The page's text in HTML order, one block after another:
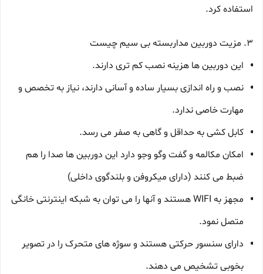
استفاده کرد.
3. مزیت دوربین مداربسته بی سیم چیست
این دوربین ها هزینه نصب کم تری دارند.
نصب و راه اندازی بسیار ساده و آسانی دارند، نیاز به تخصص و
مهارت خاصی ندارد.
کابل کشی به حداقل و گاهی به صفر می رسد.
امکان مکالمه و گفت وگو وجو دارد این دوربین ها صدا را هم
ضبط می کنند (دارای میکروفن و بلندگوی داخلی)
مجهز به WIFI هستند و آنها را می توان به شبکه اینترنتی خانگی
متصل نمود.
دارای سنسور حرکتی هستند و سوژه های متحرک را در تصویر
بخوبی تشخیص می دهند.